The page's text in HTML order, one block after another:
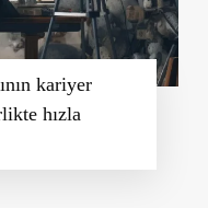
kariyer
hızla